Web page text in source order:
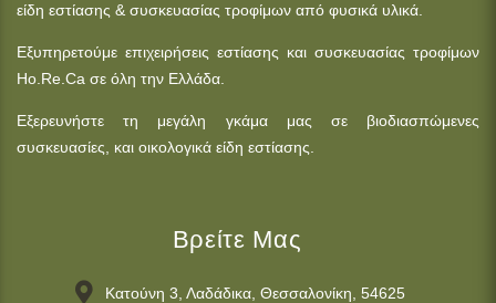
είδη εστίασης & συσκευασίας τροφίμων από φυσικά υλικά.
Εξυπηρετούμε επιχειρήσεις εστίασης και συσκευασίας τροφίμων
Ho.Re.Ca σε όλη την Ελλάδα.
Εξερευνήστε τη μεγάλη γκάμα μας σε βιοδιασπώμενες
συσκευασίες, και οικολογικά είδη εστίασης.
Βρείτε Μας
Κατούνη 3, Λαδάδικα, Θεσσαλονίκη, 54625